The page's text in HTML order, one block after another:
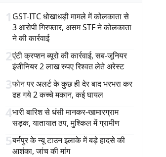
1 GST-ITC धोखाधड़ी मामले में कोलकाता से
3 आरोपी गिरफ्तार, असम STF ने कोलकाता
ने की कार्रवाई
2एंटी क्रप्शन ब्यूरो की कार्रवाई, सब-जूनियर
इंजीनियर 2 लाख रुपए रिश्वत लेते अरेस्ट
3फोन पर अलर्ट के कुछ ही देर बाद भरभरा कर
ढह गये 2 कच्चे मकान, कई घायल
4भारी बारिश से धंसी मानकर-खामारग्राम
सड़क, यातायात ठप, मुश्किल में ग्रामीण
5बर्नपुर के न्यू टाउन इलाके में बड़े हादसे की
आशंका, जांच की मांग